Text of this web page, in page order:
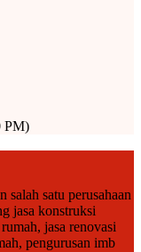
PM)
salah satu perusahaan
jasa konstruksi
jasa renovasi
pengurusan imb